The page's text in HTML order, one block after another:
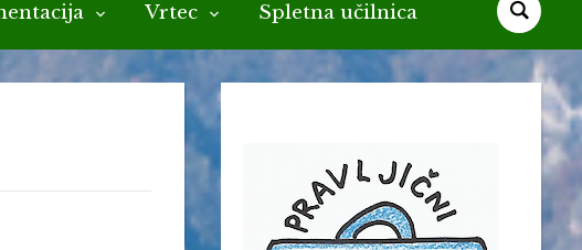
Vrtec Spletna učilnica